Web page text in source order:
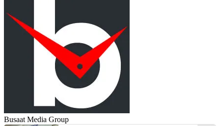
Busaat Media Group